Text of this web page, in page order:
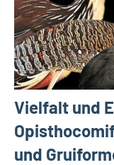
Vielfalt und
und